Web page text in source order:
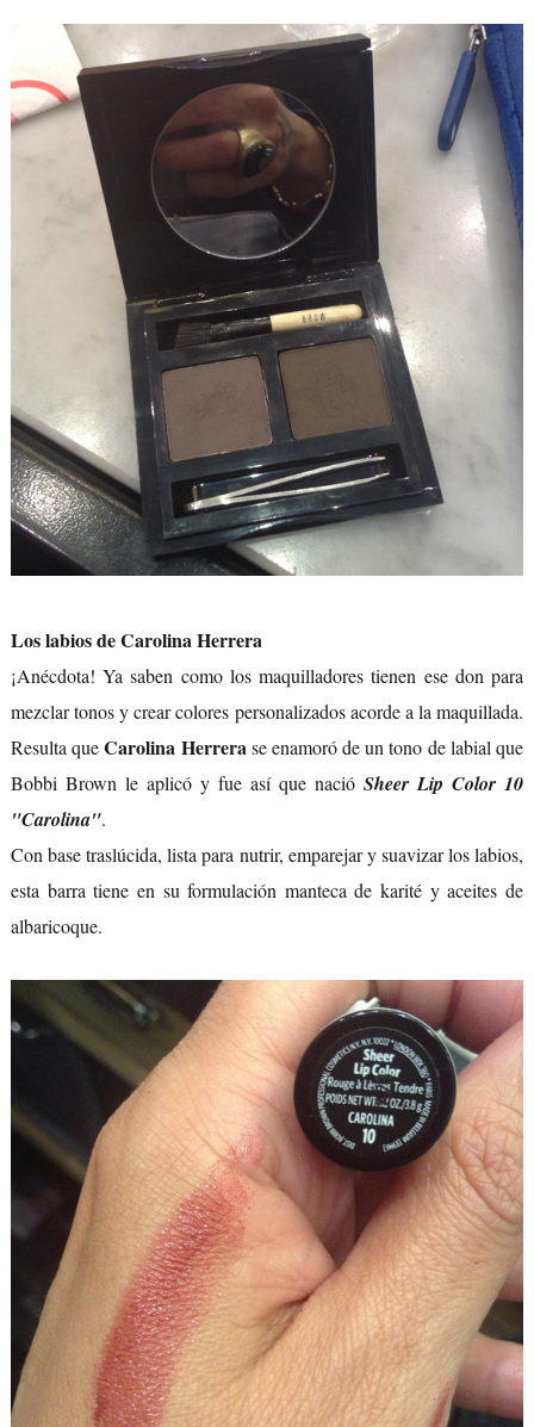
Los labios de Carolina Herrera
¡Anécdota! Ya saben como los maquilladores tienen ese don para
mezclar tonos y crear colores personalizados acorde a la maquillada.
Resulta queCarolina Herrera se enamoró de un tono de labial que
Bobbi Brown le aplicó y fue así que nacióSheer Lip Color 10
"Carolina".
Con base traslúcida, lista para nutrir, emparejar y suavizar los labios,
esta barra tiene en su formulación manteca de karité y aceites de
albaricoque.